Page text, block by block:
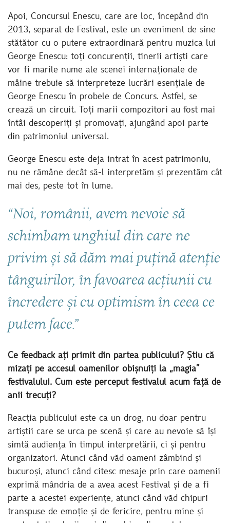
Apoi, Concursul Enescu, care are loc, începând din
2013, separat de Festival, este un eveniment de sine
stătător cu o putere extraordinară pentru muzica lui
George Enescu: toți concurenții, tinerii artiști care
vor fi marile nume ale scenei internaționale de
mâine trebuie să interpreteze lucrări esențiale de
George Enescu în probele de Concurs. Astfel, se
crează un circuit. Toți marii compozitori au fost mai
întâi descoperiți și promovați, ajungând apoi parte
din patrimoniul universal.
George Enescu este deja intrat în acest patrimoniu,
nu ne rămâne decât să-l interpretăm și prezentăm cât
mai des, peste tot în lume.
“Noi, românii, avem nevoie să
schimbam unghiul din care ne
privim și să dăm mai puțină atenție
tânguirilor, în favoarea acțiunii cu
încredere și cu optimism în ceea ce
putem face.”
Ce feedback ați primit din partea publicului? Știu că
mizați pe accesul oamenilor obișnuiți la „magia”
festivalului. Cum este perceput festivalul acum față de
anii trecuți?
Reacția publicului este ca un drog, nu doar pentru
artiștii care se urca pe scenă și care au nevoie să își
simtă audiența în timpul interpretării, ci și pentru
organizatori. Atunci când văd oameni zâmbind și
bucuroși, atunci când citesc mesaje prin care oamenii
exprimă mândria de a avea acest Festival și de a fi
parte a acestei experiențe, atunci când văd chipuri
transpuse de emoție și de fericire, pentru mine și